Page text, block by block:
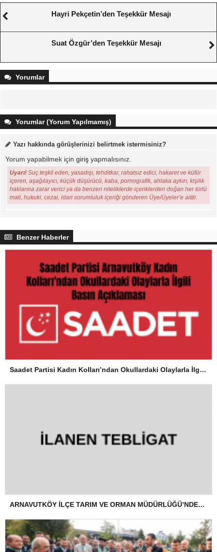
Hayri Pekçetin’den Teşekkür Mesajı
Suat Özgür’den Teşekkür Mesajı
Yorumlar
Yorumlar (Yorum Yapılmamış)
Yazı hakkında görüşlerinizi belirtmek istermisiniz?
Yorum yapabilmek için giriş yapmalısınız.
Uyarı! Suç teşkil eden, yasadışı, tehditkar, rahatsız edici, hakaret ve küfür
içeren, aşağılayıcı, küçük düşürücü, kaba, pornografik, ahlaka aykırı, kişilik
haklarına zarar verici ya da benzeri niteliklerde içeriklerden doğan her türlü
mali, hukuki, cezai, idari sorumluluk içeriği gönderen Üye/Üyeler’e aittir.
Benzer Haberler
Saadet Partisi Kadın Kolları’ndan Okullardaki Olaylarla İlgili Basın Açıklaması
ARNAVUTKÖY İLÇE TARIM VE ORMAN MÜDÜRLÜĞÜ’NDEN İLANEN TEBLİGAT